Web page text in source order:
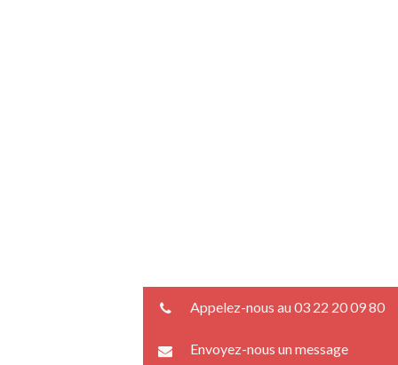
Appelez-nous au 03 22 20 09 80
Envoyez-nous un message